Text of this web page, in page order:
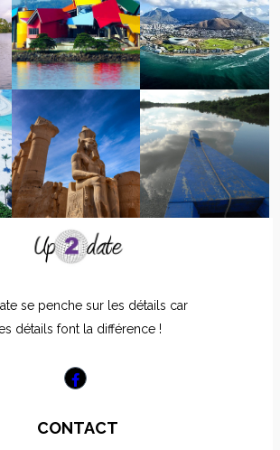
se penche sur les détails car
détails font la différence !
CONTACT